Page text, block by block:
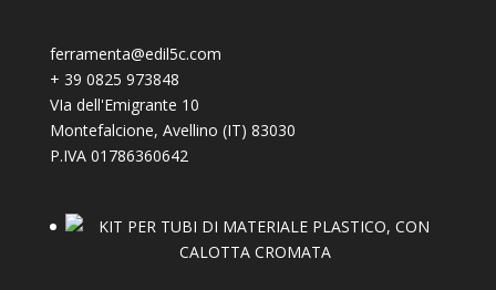
ferramenta@edil5c.com
+ 39 0825 973848
VIa dell'Emigrante 10
Montefalcione, Avellino (IT) 83030
P.IVA 01786360642